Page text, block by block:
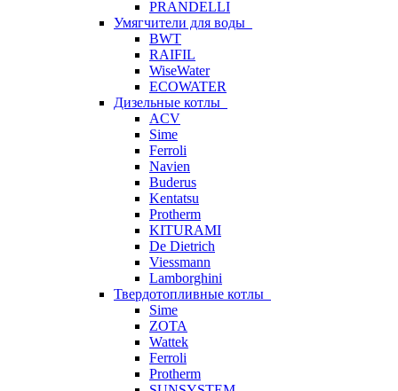
PRANDELLI
Умягчители для воды
BWT
RAIFIL
WiseWater
ECOWATER
Дизельные котлы
ACV
Sime
Ferroli
Navien
Buderus
Kentatsu
Protherm
KITURAMI
De Dietrich
Viessmann
Lamborghini
Твердотопливные котлы
Sime
ZOTA
Wattek
Ferroli
Protherm